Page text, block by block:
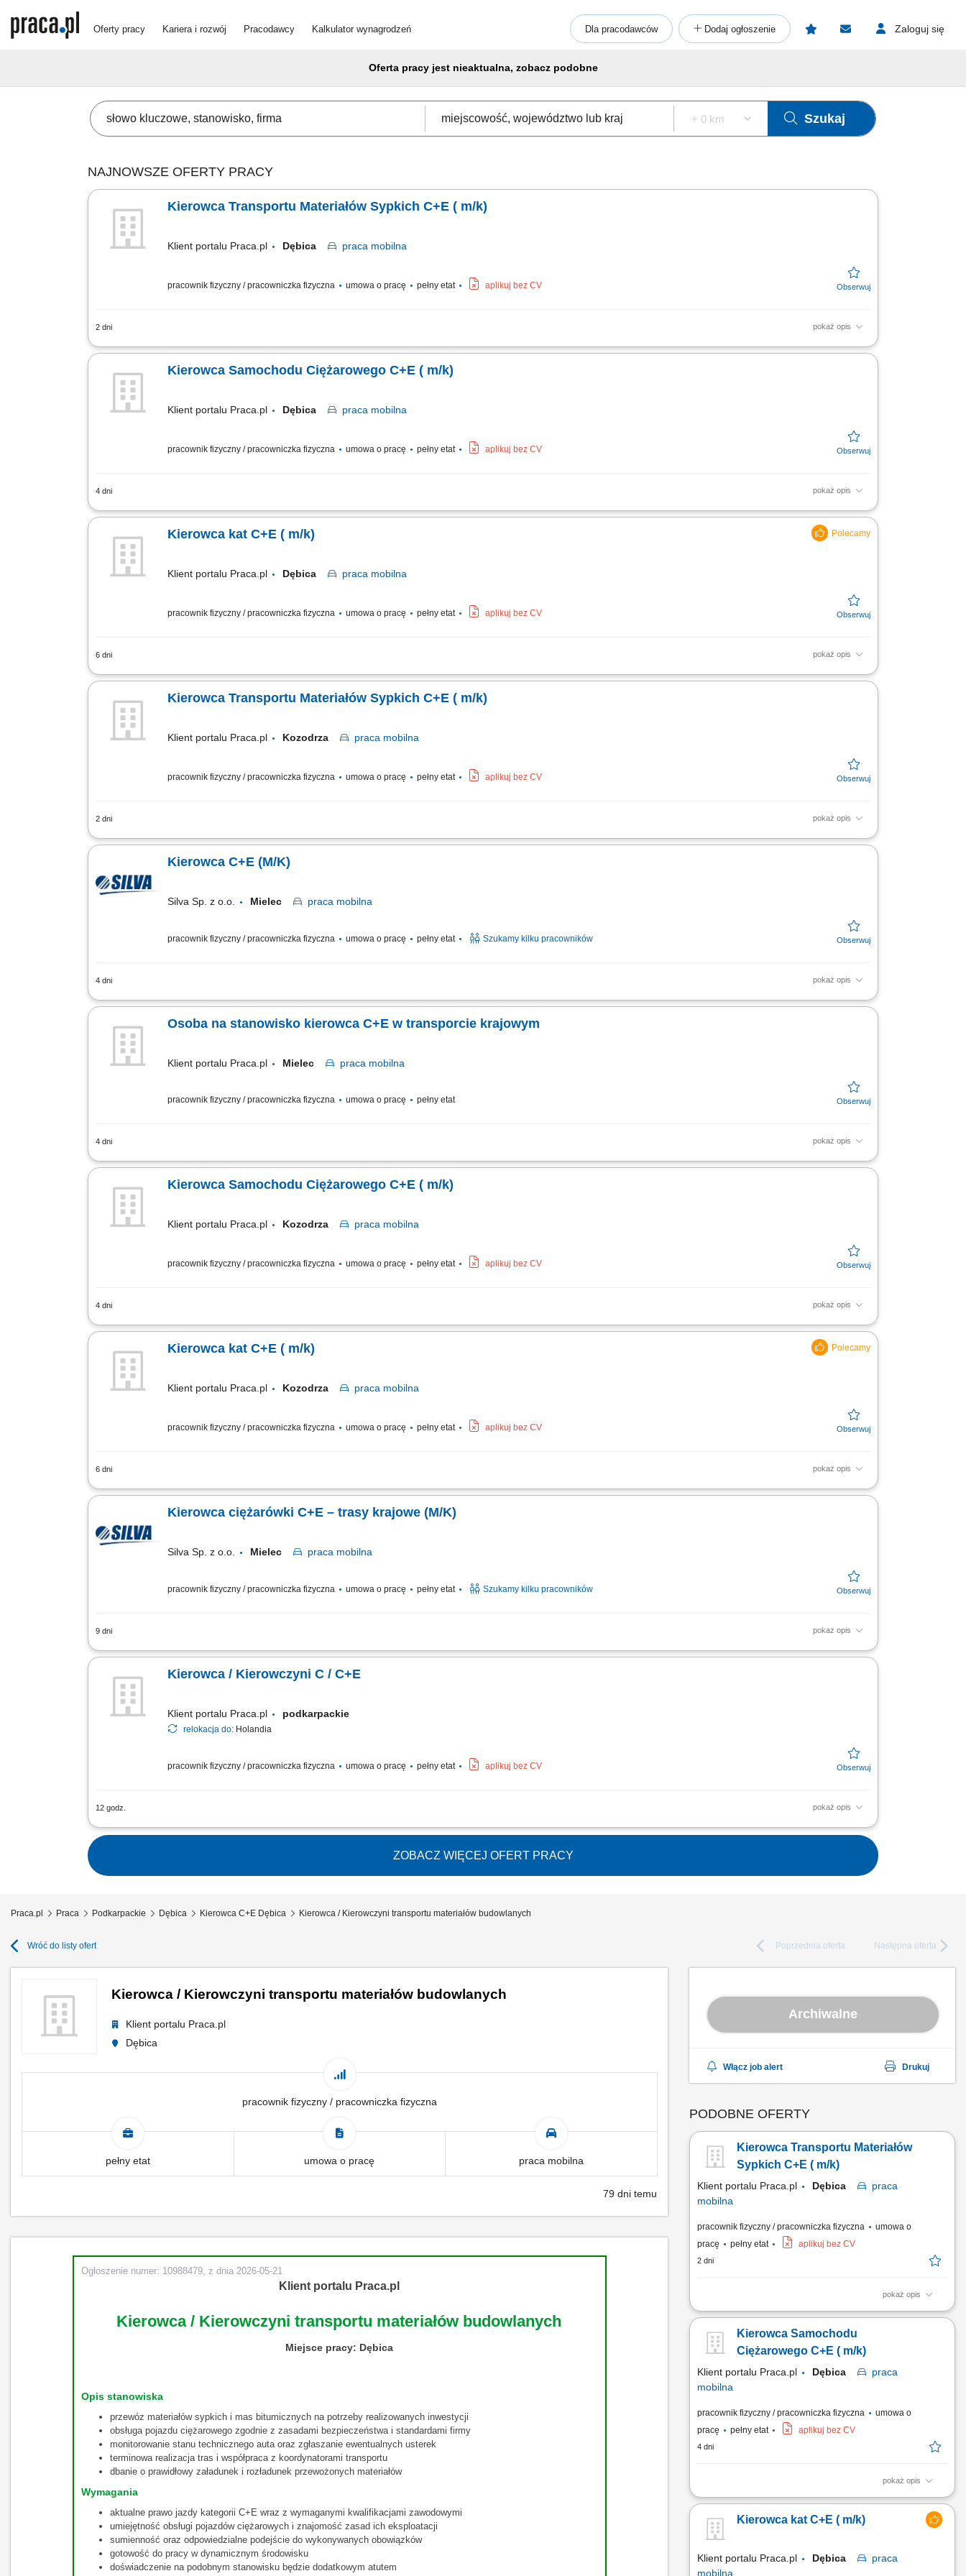
Oferty pracy Kariera i rozwój Pracodawcy Kalkulator wynagrodzeń Dla pracodawców Dodaj ogłoszenie Zaloguj się
Oferta pracy jest nieaktualna, zobacz podobne
Szukaj
NAJNOWSZE OFERTY PRACY
Kierowca Transportu Materiałów Sypkich C+E ( m/k)
Klient portalu Praca.pl Dębica praca mobilna
pracownik fizyczny / pracowniczka fizyczna umowa o pracę pełny etat aplikuj bez CV
2 dni pokaż opis
Przewóz materiałów wykorzystywanych przy realizacji inwestycji budowlanych. Transport kruszyw, materiałów sypkich oraz mas bitumicznych. Bieżąca kontrola stanu
Kierowca Samochodu Ciężarowego C+E ( m/k)
Klient portalu Praca.pl Dębica praca mobilna
pracownik fizyczny / pracowniczka fizyczna umowa o pracę pełny etat aplikuj bez CV
4 dni pokaż opis
Realizacja transportu kruszyw, materiałów sypkich oraz mas bitumicznych. Terminowe wykonywanie przewozów zgodnie z harmonogramem. Dbanie o właściwy stan
Kierowca kat C+E ( m/k)
Klient portalu Praca.pl Dębica praca mobilna
pracownik fizyczny / pracowniczka fizyczna umowa o pracę pełny etat aplikuj bez CV
6 dni pokaż opis
Transport kruszyw, materiałów sypkich i masy bitumicznej;
Kierowca Transportu Materiałów Sypkich C+E ( m/k)
Klient portalu Praca.pl Kozodrza praca mobilna
pracownik fizyczny / pracowniczka fizyczna umowa o pracę pełny etat aplikuj bez CV
2 dni pokaż opis
Przewóz materiałów wykorzystywanych przy realizacji inwestycji budowlanych. Transport kruszyw, materiałów sypkich oraz mas bitumicznych. Bieżąca kontrola stanu
Kierowca C+E (M/K)
Silva Sp. z o.o. Mielec praca mobilna
pracownik fizyczny / pracowniczka fizyczna umowa o pracę pełny etat Szukamy kilku pracowników
4 dni pokaż opis
Twój zakres obowiązków: Możliwość podjęcia pracy w jednym z systemów: Krótkie trasy do 200 km w jedną stronę (codzienny powrót do domu, system 2-zmianowy)
Osoba na stanowisko kierowca C+E w transporcie krajowym
Klient portalu Praca.pl Mielec praca mobilna
pracownik fizyczny / pracowniczka fizyczna umowa o pracę pełny etat
4 dni pokaż opis
Obsługa zleceń transportowych w wybranym modelu: krótkie trasy do 200 km (codzienne powroty, praca dwuzmianowa) lub trasy ogólnopolskie (wolne weekendy).
Kierowca Samochodu Ciężarowego C+E ( m/k)
Klient portalu Praca.pl Kozodrza praca mobilna
pracownik fizyczny / pracowniczka fizyczna umowa o pracę pełny etat aplikuj bez CV
4 dni pokaż opis
Realizacja transportu kruszyw, materiałów sypkich oraz mas bitumicznych. Terminowe wykonywanie przewozów zgodnie z harmonogramem. Dbanie o właściwy stan
Kierowca kat C+E ( m/k)
Klient portalu Praca.pl Kozodrza praca mobilna
pracownik fizyczny / pracowniczka fizyczna umowa o pracę pełny etat aplikuj bez CV
6 dni pokaż opis
Transport kruszyw, materiałów sypkich i masy bitumicznej;
Kierowca ciężarówki C+E – trasy krajowe (M/K)
Silva Sp. z o.o. Mielec praca mobilna
pracownik fizyczny / pracowniczka fizyczna umowa o pracę pełny etat Szukamy kilku pracowników
9 dni pokaż opis
Zadania: realizacja tras krajowych w jednym z systemów pracy: krótkie trasy do 200 km (codzienny powrót do domu, system 2-zmianowy) transporty na terenie całej
Kierowca / Kierowczyni C / C+E
Klient portalu Praca.pl podkarpackie
relokacja do: Holandia
pracownik fizyczny / pracowniczka fizyczna umowa o pracę pełny etat aplikuj bez CV
12 godz. pokaż opis
Codzienne trasy lokalne na terenie Holandii i Beneluksu; Dostawy do sklepów, obsługa chłodni, recykling lub praca na placu (Terberg) Praca w trybie zmianowym –
ZOBACZ WIĘCEJ OFERT PRACY
Praca.pl Praca Podkarpackie Dębica Kierowca C+E Dębica Kierowca / Kierowczyni transportu materiałów budowlanych
Wróć do listy ofert Poprzednia oferta Następna oferta
Kierowca / Kierowczyni transportu materiałów budowlanych
Klient portalu Praca.pl
Dębica
pracownik fizyczny / pracowniczka fizyczna
pełny etat umowa o pracę praca mobilna
79 dni temu
Ogłoszenie numer: 10988479, z dnia 2026-05-21
Klient portalu Praca.pl
Kierowca / Kierowczyni transportu materiałów budowlanych
Miejsce pracy: Dębica
Opis stanowiska
przewóz materiałów sypkich i mas bitumicznych na potrzeby realizowanych inwestycji
obsługa pojazdu ciężarowego zgodnie z zasadami bezpieczeństwa i standardami firmy
monitorowanie stanu technicznego auta oraz zgłaszanie ewentualnych usterek
terminowa realizacja tras i współpraca z koordynatorami transportu
dbanie o prawidłowy załadunek i rozładunek przewożonych materiałów
Wymagania
aktualne prawo jazdy kategorii C+E wraz z wymaganymi kwalifikacjami zawodowymi
umiejętność obsługi pojazdów ciężarowych i znajomość zasad ich eksploatacji
sumienność oraz odpowiedzialne podejście do wykonywanych obowiązków
gotowość do pracy w dynamicznym środowisku
doświadczenie na podobnym stanowisku będzie dodatkowym atutem
Archiwalne
Włącz job alert Drukuj
PODOBNE OFERTY
Kierowca Transportu Materiałów
Sypkich C+E ( m/k)
Klient portalu Praca.pl Dębica
praca
mobilna
pracownik fizyczny / pracowniczka fizyczna
umowa o
pracę
pełny etat aplikuj bez CV
2 dni
pokaż opis
Przewóz materiałów wykorzystywanych przy realizacji
oraz mas bitumicznych. Bieżąca kontrola stanu technicznego
pojazdu i zgłaszanie ewentualnych usterek. Odpowiedzialne
Kierowca Samochodu
Ciężarowego C+E ( m/k)
Klient portalu Praca.pl Dębica
praca
mobilna
pracownik fizyczny / pracowniczka fizyczna
umowa o
pracę
pełny etat aplikuj bez CV
4 dni
pokaż opis
Realizacja transportu kruszyw, materiałów sypkich oraz mas
bitumicznych. Terminowe wykonywanie przewozów zgodnie z
harmonogramem. Dbanie o właściwy stan techniczny i
czystość powierzonego pojazdu. Kontrola podstawowych
pracy....
Kierowca kat C+E ( m/k)
Klient portalu Praca.pl Dębica
praca
mobilna